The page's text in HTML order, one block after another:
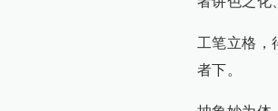
工笔立格，
者下。